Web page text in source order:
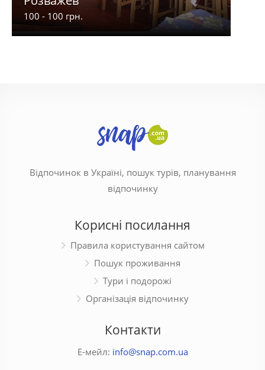
100 - 100 грн.
Відпочинок в Україні, пошук турів, планування
відпочинку
Корисні посилання
Правила користування сайтом
Пошук проживання
Тури і подорожі
Організація відпочинку
Контакти
Е-мейл: info@snap.com.ua